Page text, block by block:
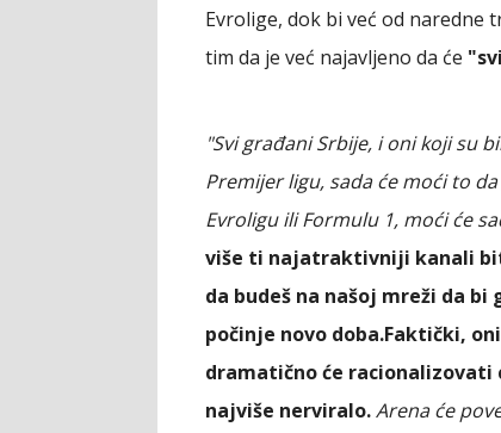
Evrolige, dok bi već od naredne
tim da je već najavljeno da će
"Svi građani Srbije, i oni koji su
Premijer ligu, sada će moći to
Evroligu ili Formulu 1, moći će
više ti najatraktivniji kanali
da budeš na našoj mreži da bi
počinje novo doba.Faktički,
dramatično će
najviše nerviralo.Arena će